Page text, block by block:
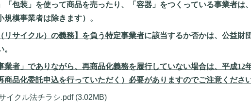
「包装」を使って商品を売ったり、「容器」をつくっている事業者
規模事業者は除きます）。
リサイクル）の義務】を負う特定事業者に該当するか否かは、公益財
業者」でありながら、再商品化義務を履行していない場合は、平成12
商品化委託申込を行っていただく）必要がありますのでご注意ください
イクル法チラシ.pdf (3.02MB)